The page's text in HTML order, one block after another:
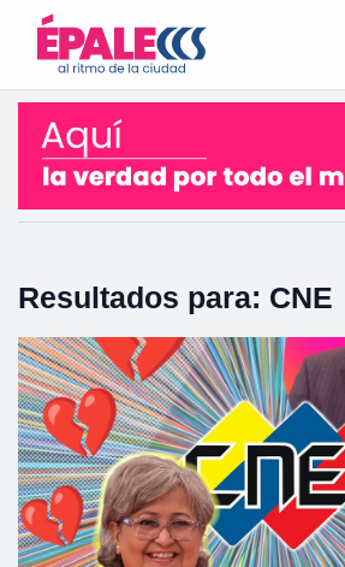
Resultados para: CNE